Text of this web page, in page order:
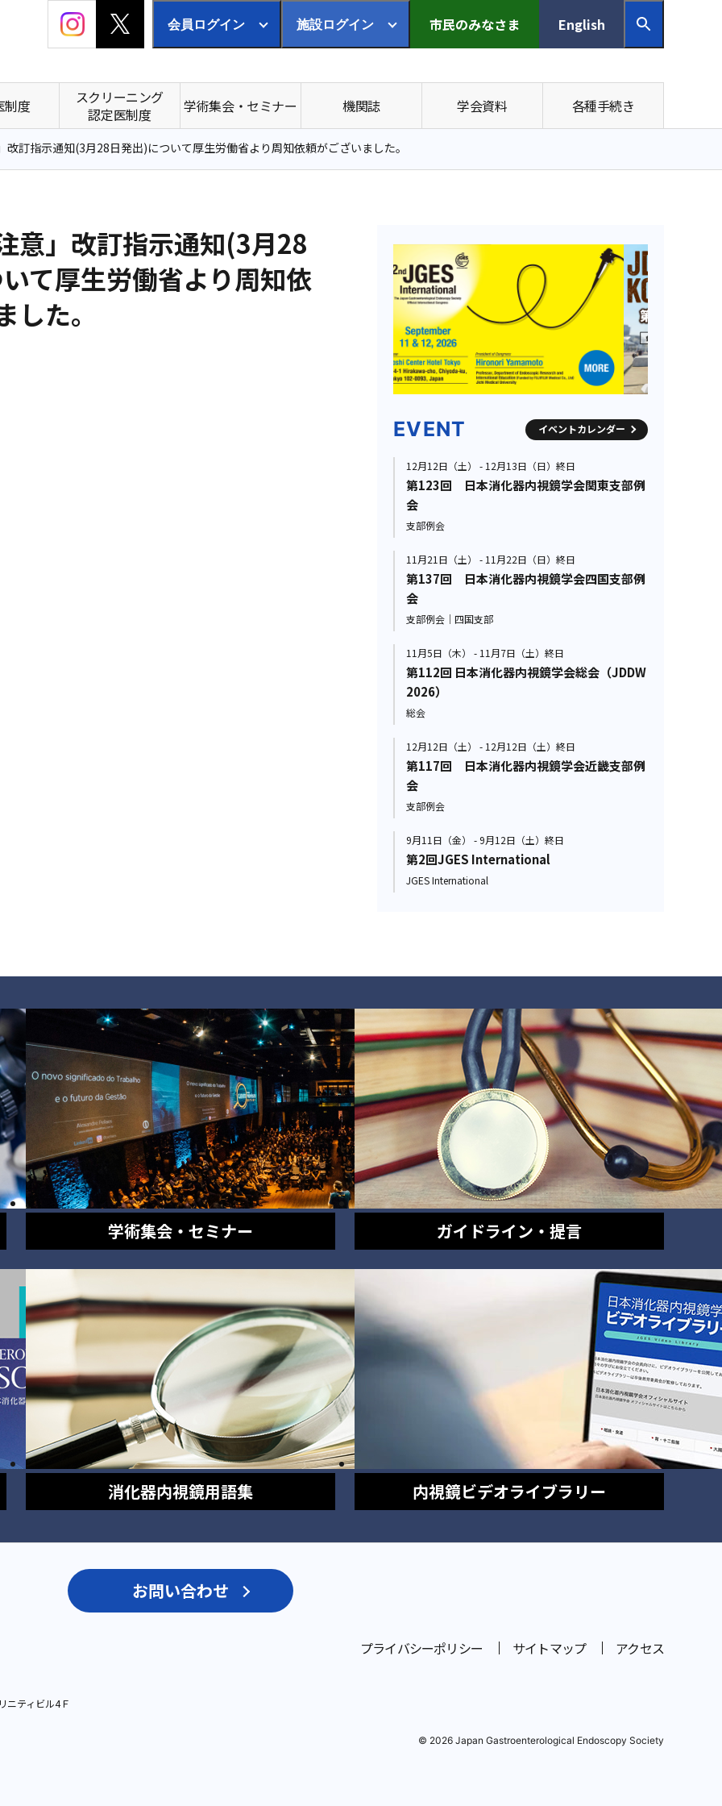
会員ログイン 施設ログイン 市民のみなさま English
制度
スクリーニング
認定医制度
学術集会・セミナー 機関誌 学会資料 各種手続き
改訂指示通知(3月28日発出)について厚生労働省より周知依頼がございました。
意」改訂指示通知(3月28
て厚生労働省より周知依
た。
EVENT イベントカレンダー
12月12日（土） - 12月13日（日）終日
第123回 日本消化器内視鏡学会関東支部例
会
支部例会
11月21日（土） - 11月22日（日）終日
第137回 日本消化器内視鏡学会四国支部例
会
支部例会｜四国支部
11月5日（木） - 11月7日（土）終日
第112回 日本消化器内視鏡学会総会（JDDW
2026）
総会
12月12日（土） - 12月12日（土）終日
第117回 日本消化器内視鏡学会近畿支部例
会
支部例会
9月11日（金） - 9月12日（土）終日
第2回JGES International
JGES International
学術集会・セミナー ガイドライン・提言
消化器内視鏡用語集 内視鏡ビデオライブラリー
お問い合わせ
ニティビル4Ｆ
プライバシーポリシー サイトマップ アクセス
© 2026 Japan Gastroenterological Endoscopy Society